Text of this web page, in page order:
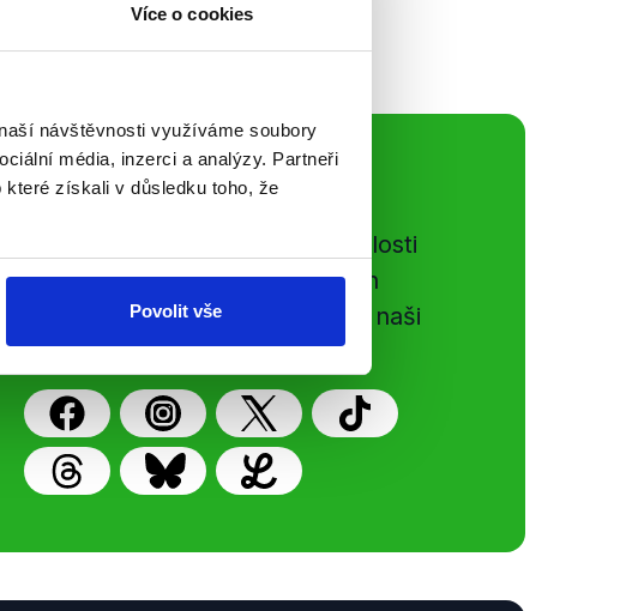
Více o cookies
návštěvnosti využíváme soubory
média, inzerci a analýzy. Partneři
získali v důsledku toho, že
Povolit vše
Sociální sítě
Nenechte si ujít nejnovější události
z Demagog.cz. Sdílením našich
příspěvků přátelům podpoříte naši
práci.